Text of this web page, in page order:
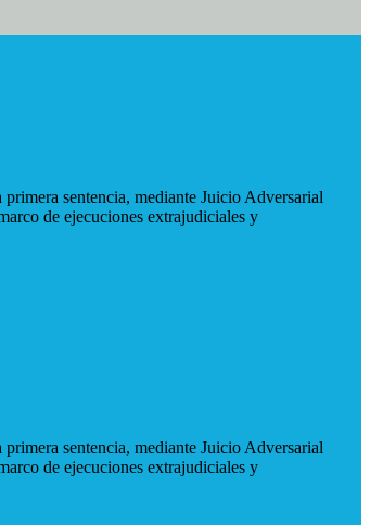
sentencia, mediante Juicio Adversarial
de ejecuciones extrajudiciales y
sentencia, mediante Juicio Adversarial
de ejecuciones extrajudiciales y